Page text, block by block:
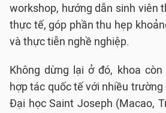
workshop, hướng dẫn sinh viên
thực tế, góp phần thu hẹp
và thực tiễn nghề nghiệp.
Không dừng lại ở đó, khoa
hợp tác quốc tế với nhiều
Đại học Saint Joseph (Macao,